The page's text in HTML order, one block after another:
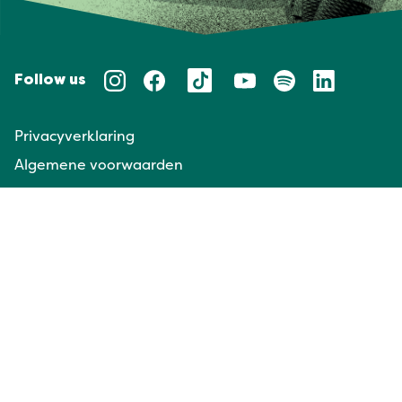
Follow us
Privacyverklaring
Algemene voorwaarden